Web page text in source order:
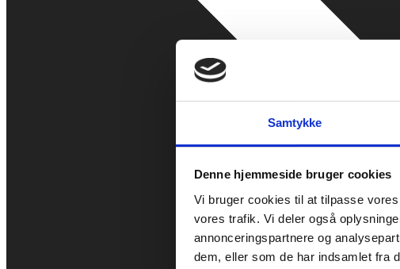
Samtykke
Denne hjemmeside bruger cookies
Vi bruger cookies til at tilpasse
vores trafik. Vi deler også
annonceringspartnere og
dem, eller som de har indsamlet fra